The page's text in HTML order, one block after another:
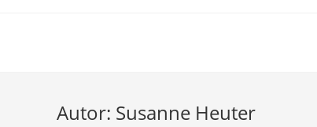
Autor: Susanne Heuter